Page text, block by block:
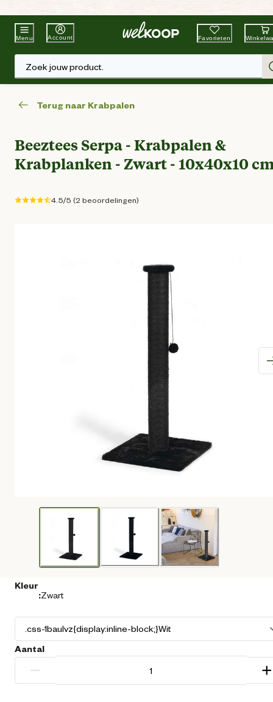
Beste WinkelketenTuin & Dier
Menu Account Favorieten
Zoek jouw product.
Terug naar Krabpalen
Beeztees Serpa - Krabpalen &
Krabplanken - Zwart - 10x40x10
4.5/5 (2 beoordelingen)
Kleur
:Zwart
Aantal
− +